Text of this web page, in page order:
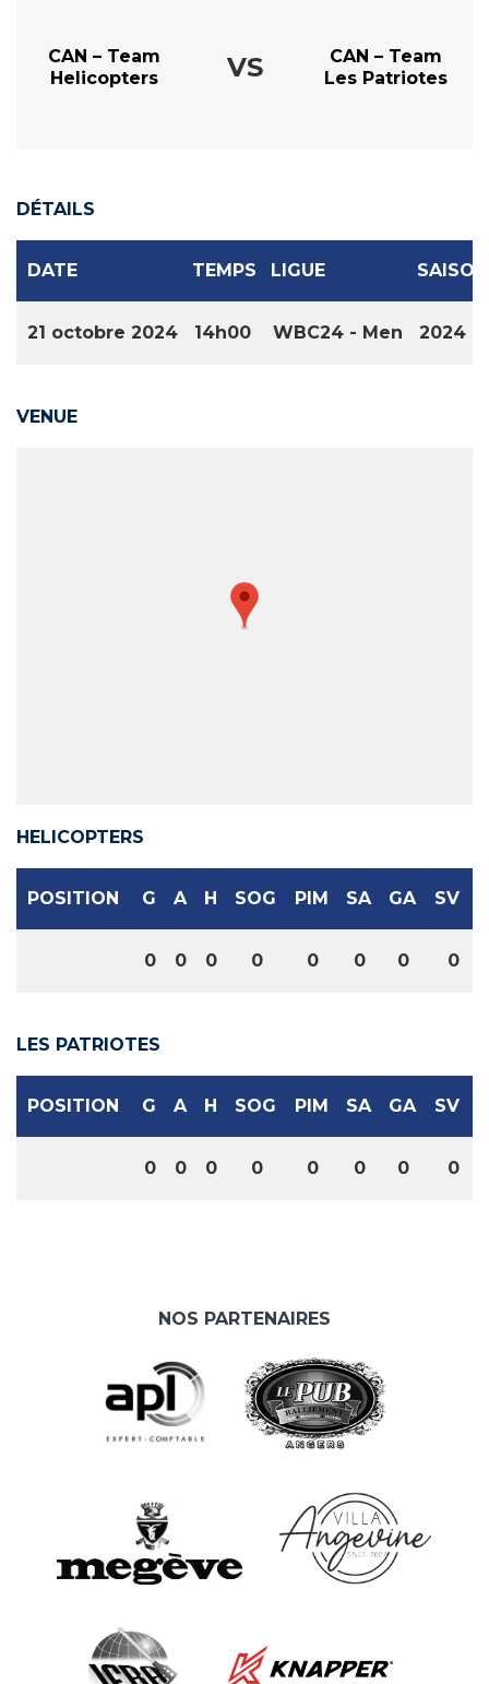
CAN – Team
Helicopters
VS
CAN – Team
Les Patriotes
DÉTAILS
DATE TEMPS LIGUE SAISON
21 octobre 2024 14h00 WBC24 - Men 2024
VENUE
HELICOPTERS
POSITION G A H SOG PIM SA GA SV
0 0 0 0 0 0 0 0
LES PATRIOTES
POSITION G A H SOG PIM SA GA SV
0 0 0 0 0 0 0 0
NOS PARTENAIRES